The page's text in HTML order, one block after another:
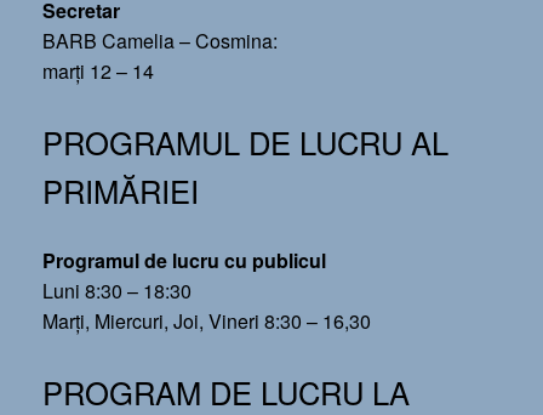
Secretar
BARB Camelia – Cosmina:
marți 12 – 14
PROGRAMUL DE LUCRU AL
PRIMĂRIEI
Programul de lucru cu publicul
Luni 8:30 – 18:30
Marți, Miercuri, Joi, Vineri 8:30 – 16,30
PROGRAM DE LUCRU LA